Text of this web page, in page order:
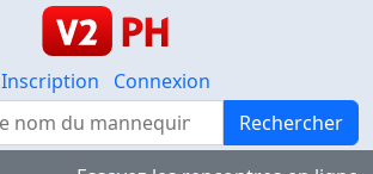
Inscription
Connexion
Rechercher